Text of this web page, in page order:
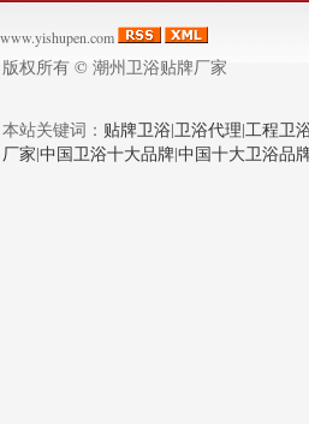
www.yishupen.com
版权所有 © 潮州卫浴贴牌厂家
本站关键词： 贴牌卫浴|卫浴代理|工程卫
厂家|中国卫浴十大品牌|中国十大卫浴品